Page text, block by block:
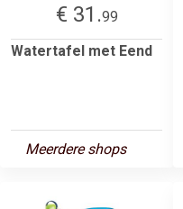
€ 31.99
Watertafel met Eend
Meerdere shops